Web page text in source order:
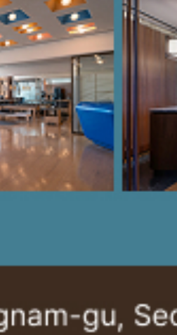
的最尖端的扫描和细胞功能检查、 遗
健康体检 抗衰老